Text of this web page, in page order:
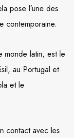
pose l’une des
contemporaine.
monde latin, est le
au Portugal et
et le
contact avec les